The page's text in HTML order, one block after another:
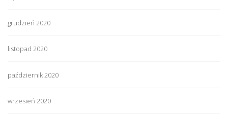
grudzień 2020
listopad 2020
październik 2020
wrzesień 2020